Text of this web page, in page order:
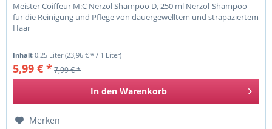
Meister Coiffeur M:C Nerzöl Shampoo D, 250 ml Nerzöl-Shampoo
für die Reinigung und Pflege von dauergewelltem und strapaziertem
Haar
Inhalt0.25 Liter(23,96 € * / 1 Liter)
5,99 € *7,99 € *
In den Warenkorb
Merken